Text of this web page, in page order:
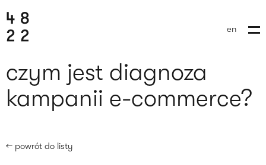
en
czym jest diagnoza
kampanii e-commerce?
← powrót do listy